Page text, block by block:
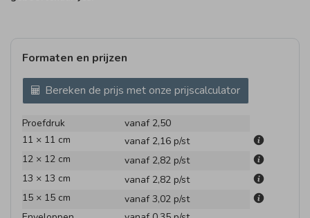
Formaten en prijzen
Bereken de prijs met onze prijscalculator
Proefdruk
vanaf 2,50
11 × 11 cm
vanaf 2,16 p/st
12 × 12 cm
vanaf 2,82 p/st
13 × 13 cm
vanaf 2,82 p/st
15 × 15 cm
vanaf 3,02 p/st